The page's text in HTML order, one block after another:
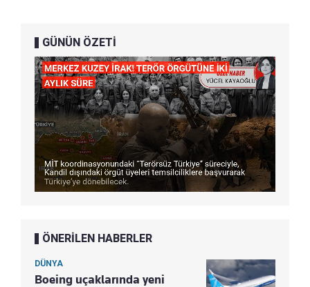
GÜNÜN ÖZETİ
ÖNERİLEN HABERLER
DÜNYA
Boeing uçaklarında yeni